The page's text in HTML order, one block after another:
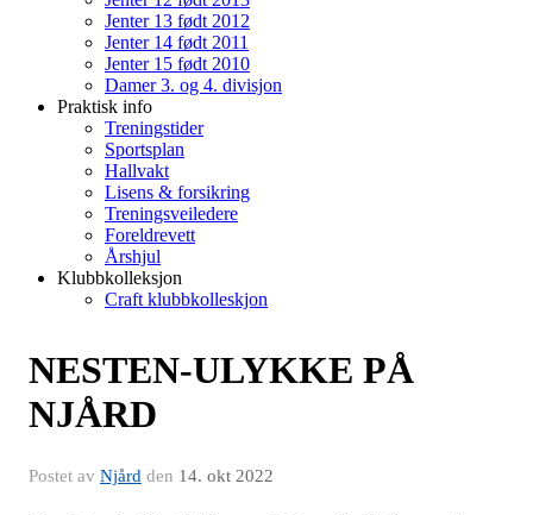
Jenter 13 født 2012
Jenter 14 født 2011
Jenter 15 født 2010
Damer 3. og 4. divisjon
Praktisk info
Treningstider
Sportsplan
Hallvakt
Lisens & forsikring
Treningsveiledere
Foreldrevett
Årshjul
Klubbkolleksjon
Craft klubbkolleskjon
NESTEN-ULYKKE PÅ
NJÅRD
Postet av Njård den 14. okt 2022